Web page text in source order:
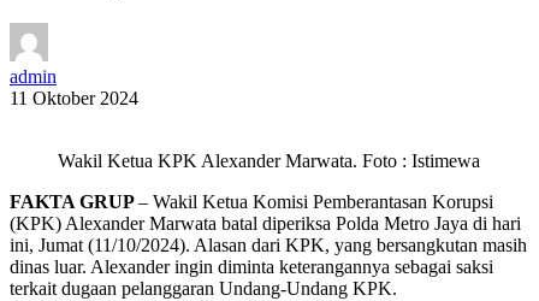
admin
11 Oktober 2024
Wakil Ketua KPK Alexander Marwata. Foto : Istimewa
FAKTA GRUP– Wakil Ketua Komisi Pemberantasan Korupsi
(KPK) Alexander Marwata batal diperiksa Polda Metro Jaya di hari
ini, Jumat (11/10/2024). Alasan dari KPK, yang bersangkutan masih
dinas luar. Alexander ingin diminta keterangannya sebagai saksi
terkait dugaan pelanggaran Undang-Undang KPK.